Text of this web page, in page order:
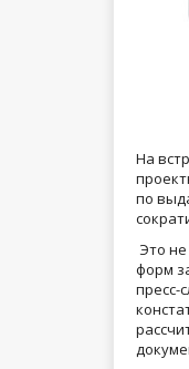
На
по
Это
форм
пресс-